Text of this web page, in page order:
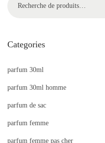
Categories
parfum 30ml
parfum 30ml homme
parfum de sac
parfum femme
parfum femme pas cher